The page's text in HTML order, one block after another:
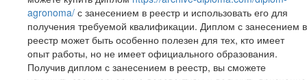
agronoma/ с занесением в реестр и использовать его для
получения требуемой квалификации. Диплом с занесением в
реестр может быть особенно полезен для тех, кто имеет
опыт работы, но не имеет официального образования.
Получив диплом с занесением в реестр, вы сможете